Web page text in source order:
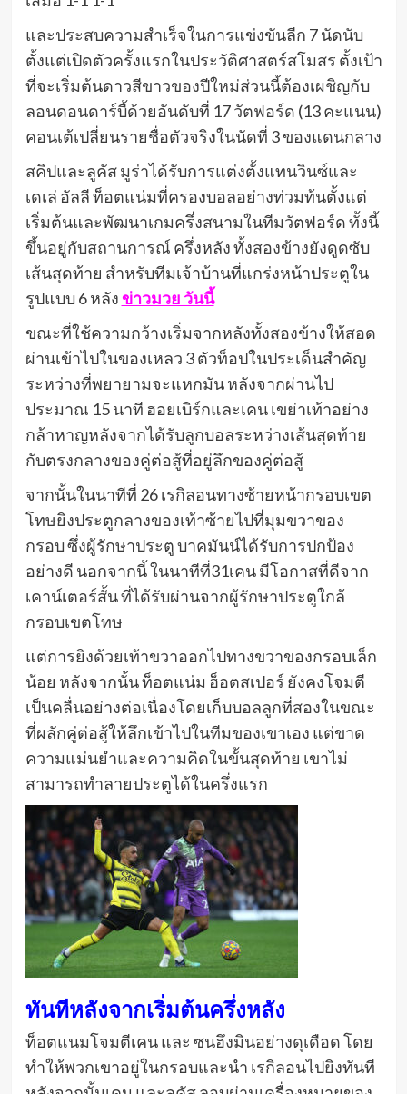
และประสบความสำเร็จในการแข่งขันลีก 7 นัดนับ
ตั้งแต่เปิดตัวครั้งแรกในประวัติศาสตร์สโมสร ตั้งเป้า
ที่จะเริ่มต้นดาวสีขาวของปีใหม่ส่วนนี้ต้องเผชิญกับ
ลอนดอนดาร์บี้ด้วยอันดับที่ 17 วัตฟอร์ด (13 คะแนน)
คอนเต้เปลี่ยนรายชื่อตัวจริงในนัดที่ 3 ของแดนกลาง
สคิปและลูคัส มูร่าได้รับการแต่งตั้งแทนวินซ์และ
เดเล่ อัลลี ท็อตแน่มที่ครองบอลอย่างท่วมท้นตั้งแต่
เริ่มต้นและพัฒนาเกมครึ่งสนามในทีมวัตฟอร์ด ทั้งนี้
ขึ้นอยู่กับสถานการณ์ ครึ่งหลัง ทั้งสองข้างยังดูดซับ
เส้นสุดท้าย สำหรับทีมเจ้าบ้านที่แกร่งหน้าประตูใน
รูปแบบ 6 หลังข่าวมวย วันนี้
ขณะที่ใช้ความกว้างเริ่มจากหลังทั้งสองข้างให้สอด
ผ่านเข้าไปในของเหลว 3 ตัวท็อปในประเด็นสำคัญ
ระหว่างที่พยายามจะแหกมัน หลังจากผ่านไป
ประมาณ 15 นาที ฮอยเบิร์กและเคน เขย่าเท้าอย่าง
กล้าหาญหลังจากได้รับลูกบอลระหว่างเส้นสุดท้าย
กับตรงกลางของคู่ต่อสู้ที่อยู่ลึกของคู่ต่อสู้
จากนั้นในนาทีที่ 26 เรกิลอนทางซ้ายหน้ากรอบเขต
โทษยิงประตูกลางของเท้าซ้ายไปที่มุมขวาของ
กรอบ ซึ่งผู้รักษาประตู บาคมันน์ได้รับการปกป้อง
อย่างดี นอกจากนี้ ในนาทีที่31เคน มีโอกาสที่ดีจาก
เคาน์เตอร์สั้น ที่ได้รับผ่านจากผู้รักษาประตูใกล้
กรอบเขตโทษ
แต่การยิงด้วยเท้าขวาออกไปทางขวาของกรอบเล็ก
น้อย หลังจากนั้น ท็อตแน่ม ฮ็อตสเปอร์ ยังคงโจมตี
เป็นคลื่นอย่างต่อเนื่องโดยเก็บบอลลูกที่สองในขณะ
ที่ผลักคู่ต่อสู้ให้ลึกเข้าไปในทีมของเขาเอง แต่ขาด
ความแม่นยำและความคิดในขั้นสุดท้าย เขาไม่
สามารถทำลายประตูได้ในครึ่งแรก
ทันทีหลังจากเริ่มต้นครึ่งหลัง
ท็อตแนมโจมตีเคน และ ซนฮึงมินอย่างดุเดือด โดย
ทำให้พวกเขาอยู่ในกรอบและนำ เรกิลอนไปยิงทันที